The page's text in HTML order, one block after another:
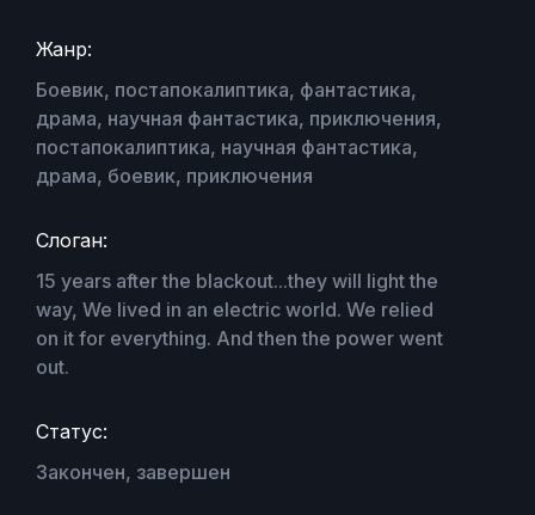
Жанр:
Боевик, постапокалиптика, фантастика,
драма, научная фантастика, приключения,
постапокалиптика, научная фантастика,
драма, боевик, приключения
Слоган:
15 years after the blackout...they will light the
way, We lived in an electric world. We relied
on it for everything. And then the power went
out.
Статус:
Закончен, завершен